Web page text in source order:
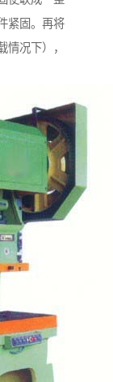
紧固。再将
况下），